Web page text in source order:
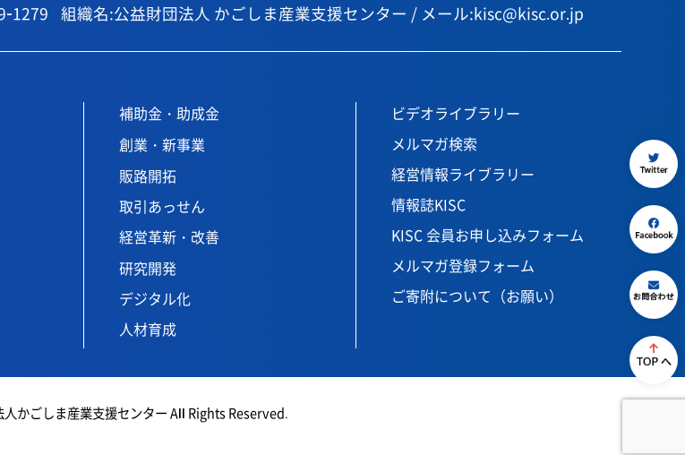
1279 組織名:公益財団法人 かごしま産業支援センター / メール:kisc@kisc.or.jp
補助金・助成金
創業・新事業
販路開拓
取引あっせん
経営革新・改善
研究開発
デジタル化
人材育成
ビデオライブラリー
メルマガ検索
経営情報ライブラリー
情報誌KISC
KISC 会員お申し込みフォーム
メルマガ登録フォーム
ご寄附について（お願い）
かごしま産業支援センター All Rights Reserved.